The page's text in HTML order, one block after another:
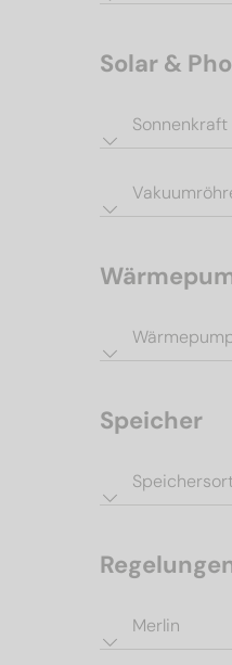
Solar &
Sonnenkraft
Speicher
Merlin